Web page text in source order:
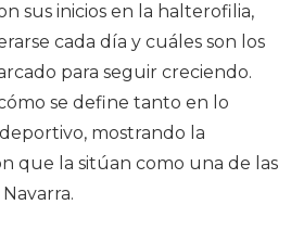
sus inicios en la halterofilia,
cada día y cuáles son los
para seguir creciendo.
se define tanto en lo
mostrando la
que la sitúan como una de las